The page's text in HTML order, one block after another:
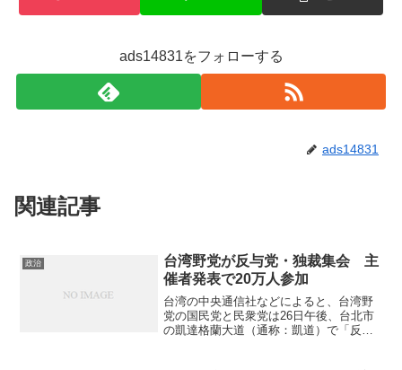
ads14831をフォローする
ads14831
関連記事
政治
台湾野党が反与党・独裁集会 主
催者発表で20万人参加
台湾の中央通信社などによると、台湾野
党の国民党と民衆党は26日午後、台北市
の凱達格蘭大道（通称：凱道）で「反与